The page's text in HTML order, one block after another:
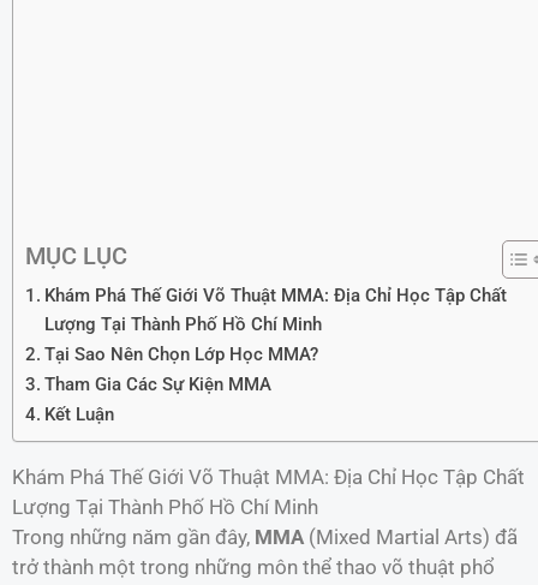
MỤC LỤC
Khám Phá Thế Giới Võ Thuật MMA: Địa Chỉ Học Tập Chất
Lượng Tại Thành Phố Hồ Chí Minh
Tại Sao Nên Chọn Lớp Học MMA?
Tham Gia Các Sự Kiện MMA
Kết Luận
Khám Phá Thế Giới Võ Thuật MMA: Địa Chỉ Học Tập Chất
Lượng Tại Thành Phố Hồ Chí Minh
Trong những năm gần đây, MMA(Mixed Martial Arts) đã
trở thành một trong những môn thể thao võ thuật phổ